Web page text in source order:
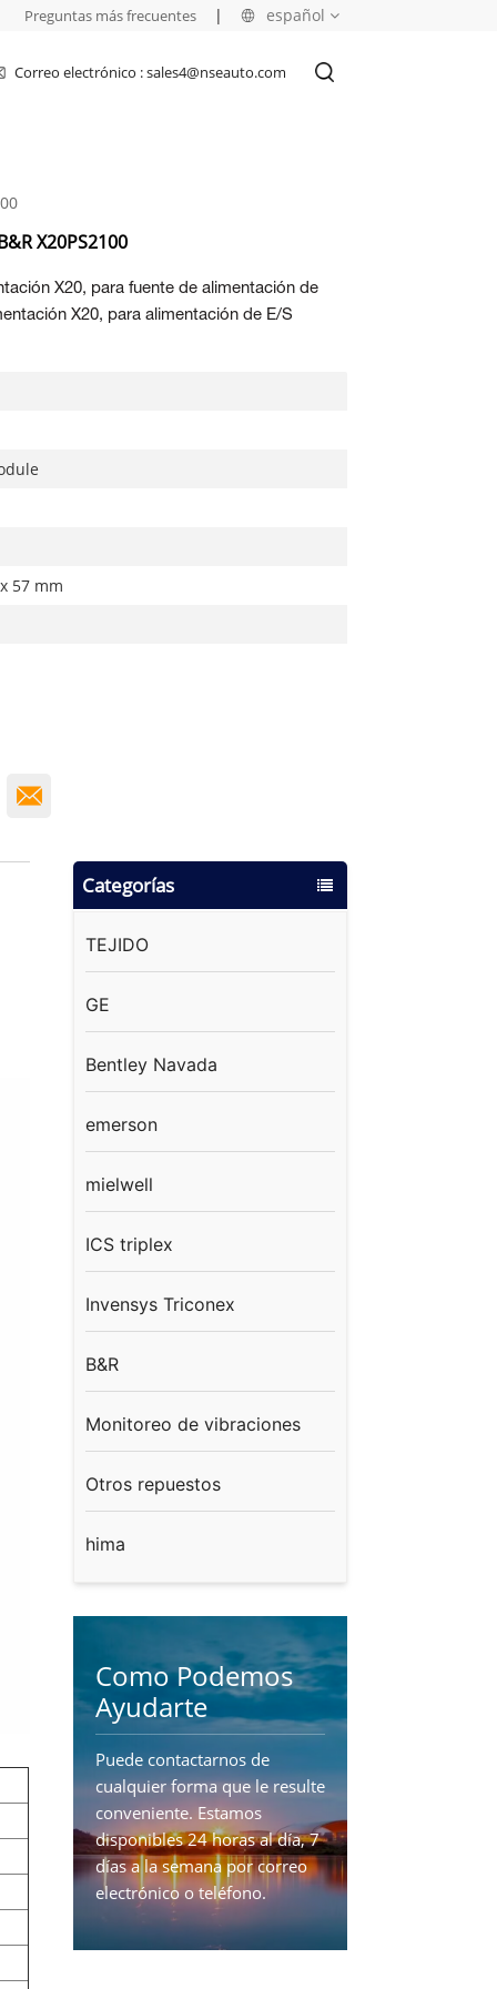
español
العربية
Preguntas más frecuentes |
Correo electrónico : sales4@nseauto.com
X20PS2100
X20, para fuente de alimentación de
X20, para alimentación de E/S
57 mm
Categorías
TEJIDO
GE
Bentley Navada
emerson
mielwell
ICS triplex
Invensys Triconex
B&R
Monitoreo de vibraciones
Otros repuestos
hima
Como Podemos
Ayudarte
Puede contactarnos de
cualquier forma que le resulte
conveniente. Estamos
disponibles 24 horas al día, 7
días a la semana por correo
electrónico o teléfono.